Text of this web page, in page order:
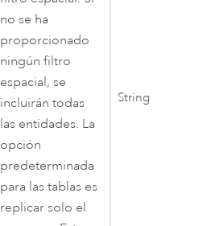
no se ha
proporcionado
ningún filtro
espacial, se
incluirán todas
las entidades. La
opción
predeterminada
para las tablas es
replicar solo el
String